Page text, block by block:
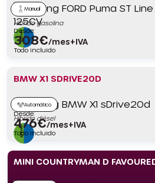
Manual
Híbrido gasolina
Desde:
308€/mes+IVA
Todo incluido
BMW X1 SDRIVE20D
Automático
Híbrido diésel
Desde:
476€/mes+IVA
Todo incluido
MINI COUNTRYMAN D